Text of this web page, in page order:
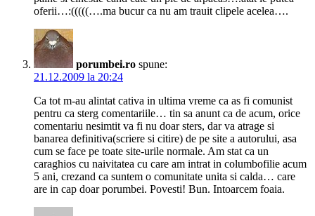
oferii…:(((((….ma bucur ca nu am trauit clipele acelea….
porumbei.ro spune:
21.12.2009 la 20:24
Ca tot m-au alintat cativa in ultima vreme ca as fi comunist
pentru ca sterg comentariile… tin sa anunt ca de acum, orice
comentariu nesimtit va fi nu doar sters, dar va atrage si
banarea definitiva(scriere si citire) de pe site a autorului, asa
cum se face pe toate site-urile normale. Am stat ca un
caraghios cu naivitatea cu care am intrat in columbofilie acum
5 ani, crezand ca suntem o comunitate unita si calda… care
are in cap doar porumbei. Povesti! Bun. Intoarcem foaia.